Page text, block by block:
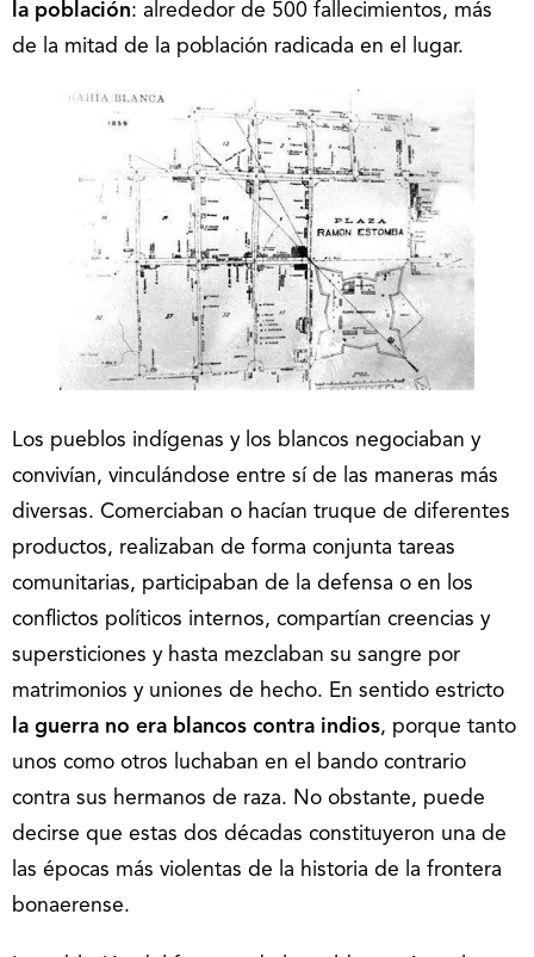
la población: alrededor de 500 fallecimientos, más
de la mitad de la población radicada en el lugar.
Los pueblos indígenas y los blancos negociaban y
convivían, vinculándose entre sí de las maneras más
diversas. Comerciaban o hacían truque de diferentes
productos, realizaban de forma conjunta tareas
comunitarias, participaban de la defensa o en los
conflictos políticos internos, compartían creencias y
supersticiones y hasta mezclaban su sangre por
matrimonios y uniones de hecho. En sentido estricto
la guerra no era blancos contra indios, porque tanto
unos como otros luchaban en el bando contrario
contra sus hermanos de raza. No obstante, puede
decirse que estas dos décadas constituyeron una de
las épocas más violentas de la historia de la frontera
bonaerense.